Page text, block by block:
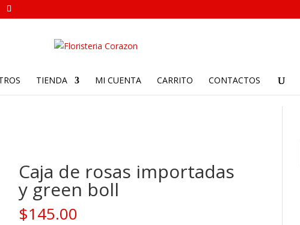
TIENDA MI CUENTA CARRITO CONTACTOS
Caja de rosas importadas
y green boll
$145.00